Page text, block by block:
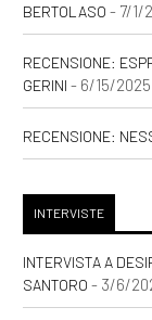
BERTOLASO - 7/1/
RECENSIONE:
GERINI - 6/15/2025
RECENSIONE:
INTERVISTE
INTERVISTA A
SANTORO - 3/6/